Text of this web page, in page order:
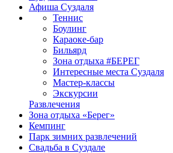
Афиша Суздаля
Теннис
Боулинг
Караоке-бар
Бильярд
Зона отдыха #БЕРЕГ
Интересные места Суздаля
Мастер-классы
Экскурсии
Развлечения
Зона отдыха «Берег»
Кемпинг
Парк зимних развлечений
Свадьба в Суздале